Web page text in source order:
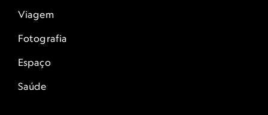
Viagem
Fotografia
Espaço
Saúde